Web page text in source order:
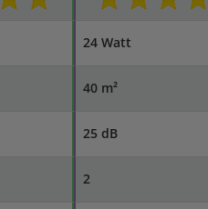
24 Watt
40 m²
25 dB
2